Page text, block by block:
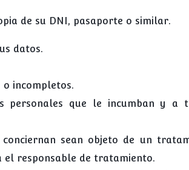
de su DNI, pasaporte o similar.
datos.
incompletos.
personales que le incumban y a
sean objeto de un
responsable de tratamiento.